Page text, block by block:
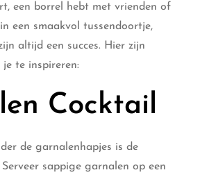
een borrel hebt met vrienden of
een smaakvol tussendoortje,
altijd een succes. Hier zijn
je te inspireren:
Cocktail
de garnalenhapjes is de
sappige garnalen op een